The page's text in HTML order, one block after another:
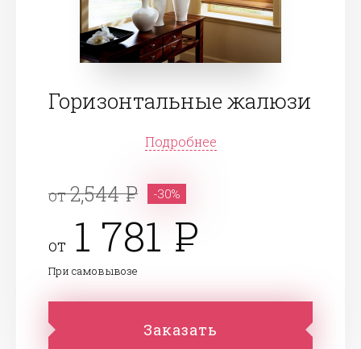
Горизонтальные жалюзи
Подробнее
от2,544 -30%
от 1 781
При самовывозе
Заказать